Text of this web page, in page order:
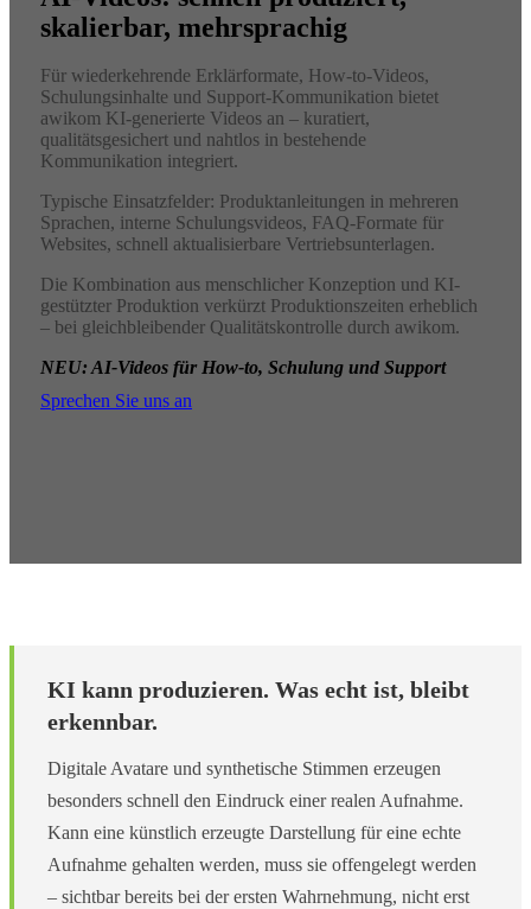
skalierbar, mehrsprachig
Für wiederkehrende Erklärformate, How-to-Videos,
Schulungsinhalte und Support-Kommunikation bietet
awikom KI-generierte Videos an – kuratiert,
qualitätsgesichert und nahtlos in bestehende
Kommunikation integriert.
Typische Einsatzfelder: Produktanleitungen in mehreren
Sprachen, interne Schulungsvideos, FAQ-Formate für
Websites, schnell aktualisierbare Vertriebsunterlagen.
Die Kombination aus menschlicher Konzeption und KI-
gestützter Produktion verkürzt Produktionszeiten erheblich
– bei gleichbleibender Qualitätskontrolle durch awikom.
NEU: AI-Videos für How-to, Schulung und Support
Sprechen Sie uns an
KI kann produzieren. Was echt ist, bleibt
erkennbar.
Digitale Avatare und synthetische Stimmen erzeugen
besonders schnell den Eindruck einer realen Aufnahme.
Kann eine künstlich erzeugte Darstellung für eine echte
Aufnahme gehalten werden, muss sie offengelegt werden
– sichtbar bereits bei der ersten Wahrnehmung, nicht erst